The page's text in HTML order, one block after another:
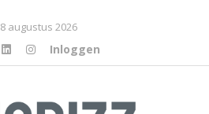
8 augustus 2026
Inloggen